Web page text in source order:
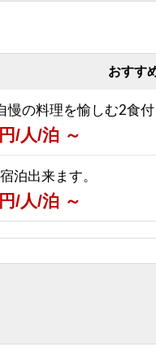
の中のサウナを満喫♪
ポ1杯サービス！
定】3泊以上のお得な
定】3泊以上のお得な
おすす
慢の料理を愉しむ2食付
/人/泊 ～
泊出来ます。
/人/泊 ～